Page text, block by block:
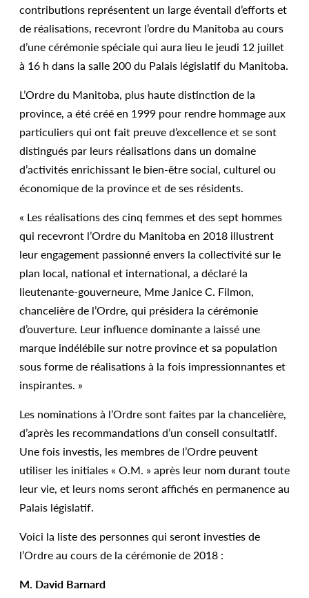
contributions représentent un large éventail d’efforts et
de réalisations, recevront l’ordre du Manitoba au cours
d’une cérémonie spéciale qui aura lieu le jeudi 12 juillet
à 16 h dans la salle 200 du Palais législatif du Manitoba.
L’Ordre du Manitoba, plus haute distinction de la
province, a été créé en 1999 pour rendre hommage aux
particuliers qui ont fait preuve d’excellence et se sont
distingués par leurs réalisations dans un domaine
d’activités enrichissant le bien-être social, culturel ou
économique de la province et de ses résidents.
« Les réalisations des cinq femmes et des sept hommes
qui recevront l’Ordre du Manitoba en 2018 illustrent
leur engagement passionné envers la collectivité sur le
plan local, national et international, a déclaré la
lieutenante-gouverneure, Mme Janice C. Filmon,
chancelière de l’Ordre, qui présidera la cérémonie
d’ouverture. Leur influence dominante a laissé une
marque indélébile sur notre province et sa population
sous forme de réalisations à la fois impressionnantes et
inspirantes. »
Les nominations à l’Ordre sont faites par la chancelière,
d’après les recommandations d’un conseil consultatif.
Une fois investis, les membres de l’Ordre peuvent
utiliser les initiales « O.M. » après leur nom durant toute
leur vie, et leurs noms seront affichés en permanence au
Palais législatif.
Voici la liste des personnes qui seront investies de
l’Ordre au cours de la cérémonie de 2018 :
M. David Barnard